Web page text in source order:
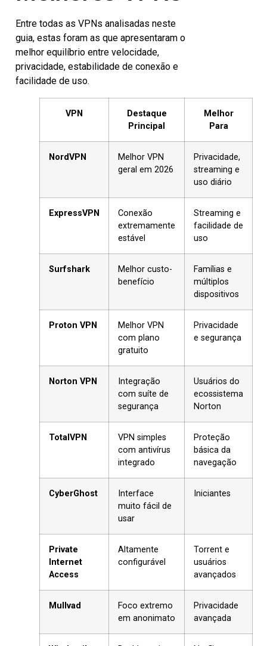
Entre todas as VPNs analisadas neste
guia, estas foram as que apresentaram o
melhor equilíbrio entre velocidade,
privacidade, estabilidade de conexão e
facilidade de uso.
VPN
Destaque
Principal
Melhor
Para
NordVPN
Melhor VPN
geral em 2026
Privacidade,
streaming e
uso diário
ExpressVPN
Conexão
extremamente
estável
Streaming e
facilidade de
uso
Surfshark
Melhor custo-
benefício
Famílias e
múltiplos
dispositivos
Proton VPN
Melhor VPN
com plano
gratuito
Privacidade
e segurança
Norton VPN
Integração
com suíte de
segurança
Usuários do
ecossistema
Norton
TotalVPN
VPN simples
com antivírus
integrado
Proteção
básica da
navegação
CyberGhost
Interface
muito fácil de
usar
Iniciantes
Private
Internet
Access
Altamente
configurável
Torrent e
usuários
avançados
Mullvad
Foco extremo
em anonimato
Privacidade
avançada